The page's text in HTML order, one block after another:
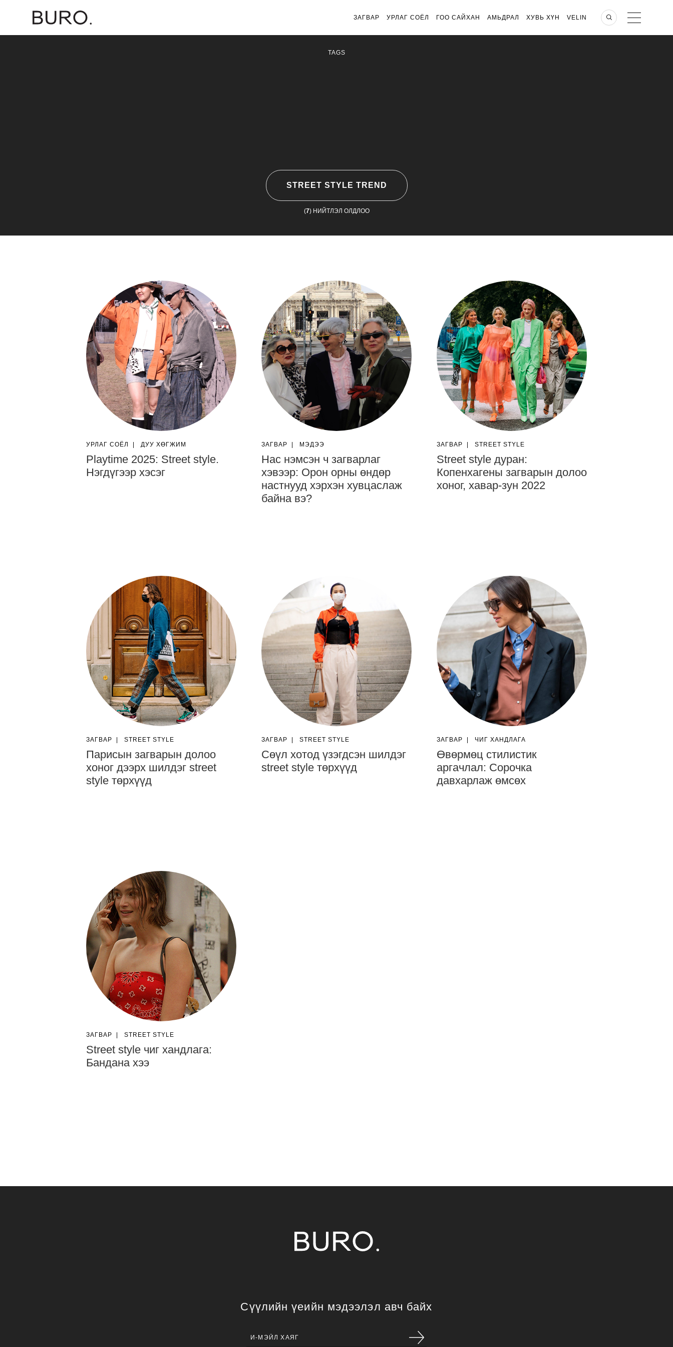
ЗАГВАР УРЛАГ СОЁЛ ГОО САЙХАН АМЬДРАЛ ХУВЬ ХҮН VELIN
TAGS
STREET STYLE TREND
(7) НИЙТЛЭЛ ОЛДЛОО
УРЛАГ СОЁЛ ДУУ ХӨГЖИМ
Playtime 2025: Street style.
Нэгдүгээр хэсэг
ЗАГВАР МЭДЭЭ
Нас нэмсэн ч загварлаг
хэвээр: Орон орны өндөр
настнууд хэрхэн хувцаслаж
байна вэ?
ЗАГВАР STREET STYLE
Street style дуран:
Копенхагены загварын долоо
хоног, хавар-зун 2022
ЗАГВАР STREET STYLE
Парисын загварын долоо
хоног дээрх шилдэг street
style төрхүүд
ЗАГВАР STREET STYLE
Сөүл хотод үзэгдсэн шилдэг
street style төрхүүд
ЗАГВАР ЧИГ ХАНДЛАГА
Өвөрмөц cтилистик
аргачлал: Сорочка
давхарлаж өмсөх
ЗАГВАР STREET STYLE
Street style чиг хандлага:
Бандана хээ
Сүүлийн үеийн мэдээлэл авч байх